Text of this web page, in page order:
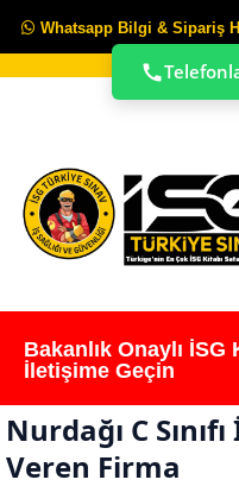
Whatsapp Bilgi & Sipariş
Bakanlık Onaylı İSG
İletişime Geçin
Nurdağı C
Veren Firma